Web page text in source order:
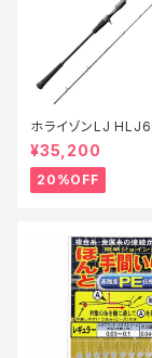
ホライゾンLJ
価ロッド】【20】
¥35,200
20%OFF